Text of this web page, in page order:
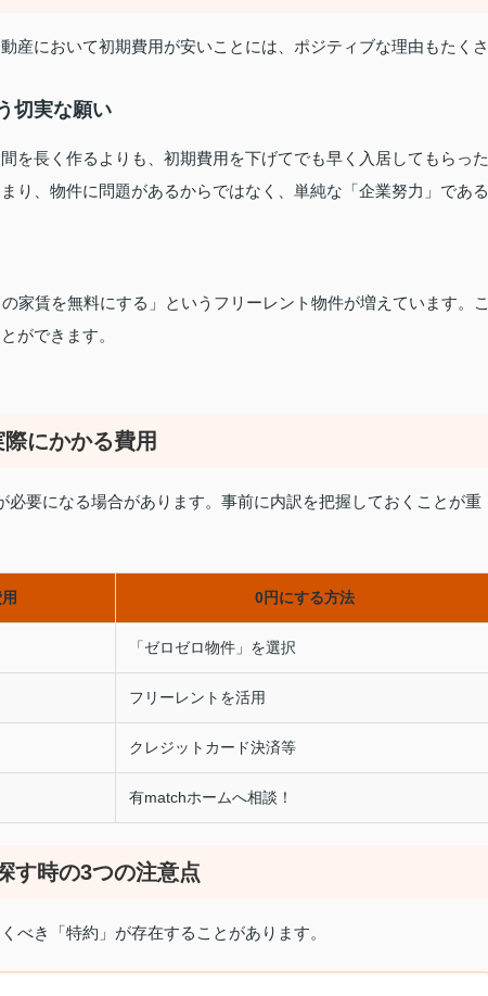
産において初期費用が安いことには、ポジティブな理由もたくさ
切実な願い
を長く作るよりも、初期費用を下げてでも早く入居してもらった
り、物件に問題があるからではなく、単純な「企業努力」である
家賃を無料にする」というフリーレント物件が増えています。
ができます。
にかかる費用
必要になる場合があります。事前に内訳を把握しておくことが重
0円にする方法
「ゼロゼロ物件」を選択
フリーレントを活用
クレジットカード決済等
有matchホームへ相談！
す時の3つの注意点
べき「特約」が存在することがあります。